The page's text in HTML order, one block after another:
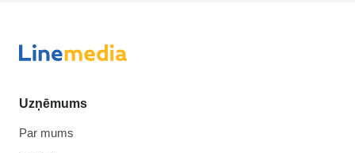
Uzņēmums
Par mums